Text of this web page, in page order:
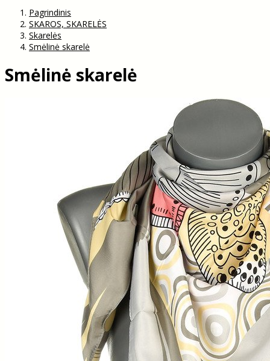
Pagrindinis
SKAROS, SKARELĖS
Skarelės
Smėlinė skarelė
Smėlinė skarelė